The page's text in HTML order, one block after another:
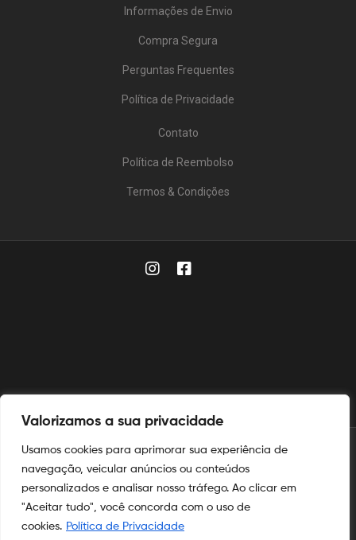
Valorizamos a sua privacidade
Usamos cookies para aprimorar sua experiência de
navegação, veicular anúncios ou conteúdos
personalizados e analisar nosso tráfego. Ao clicar em
"Aceitar tudo", você concorda com o uso de
cookies. Política de Privacidade
Informações de Envio
Compra Segura
Perguntas Frequentes
Política de Privacidade
Contato
Política de Reembolso
Termos & Condições
Aymoré FogoseAymoré Armassão marcas registradas no
nos termos das leis de propriedade intelectual e industrial.